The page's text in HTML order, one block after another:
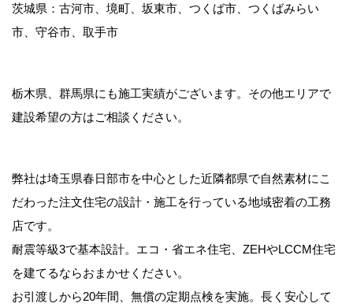
茨城県：古河市、境町、坂東市、つくば市、つくばみらい
市、守谷市、取手市
栃木県、群馬県にも施工実績がございます。その他エリアで
建設希望の方はご相談ください。
弊社は埼玉県春日部市を中心とした近隣都県で自然素材にこ
だわった注文住宅の設計・施工を行っている地域密着の工務
店です。
耐震等級3で基本設計。エコ・省エネ住宅、ZEHやLCCM住宅
を建てるならおまかせください。
お引渡しから20年間、無償の定期点検を実施。長く安心して